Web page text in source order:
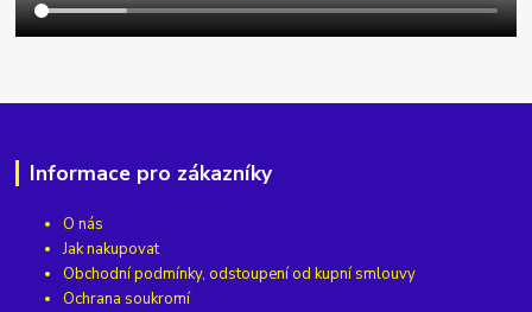
Informace pro zákazníky
O nás
Jak nakupovat
Obchodní podmínky, odstoupení od kupní smlouvy
Ochrana soukromí